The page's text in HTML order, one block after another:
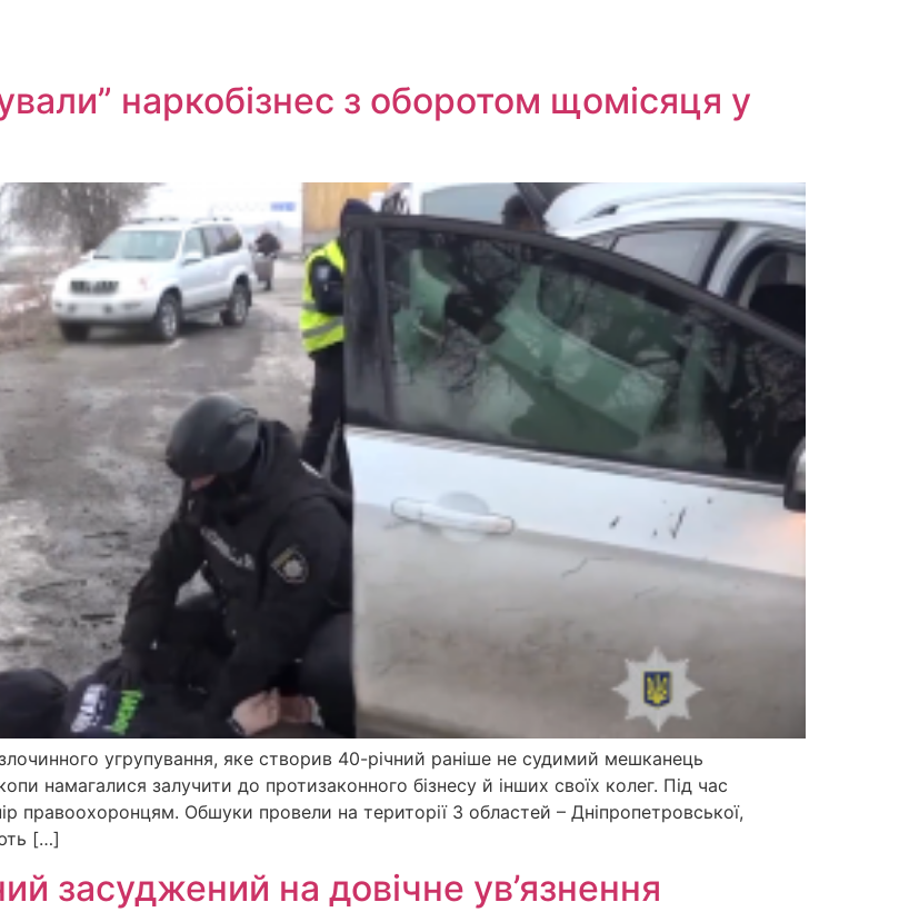
наркобізнес з оборотом щомісяця у
угрупування, яке створив 40-річний раніше не судимий мешканець
намагалися залучити до протизаконного бізнесу й інших своїх колег. Під час
правоохоронцям. Обшуки провели на території 3 областей – Дніпропетровської,
[…]
засуджений на довічне ув’язнення